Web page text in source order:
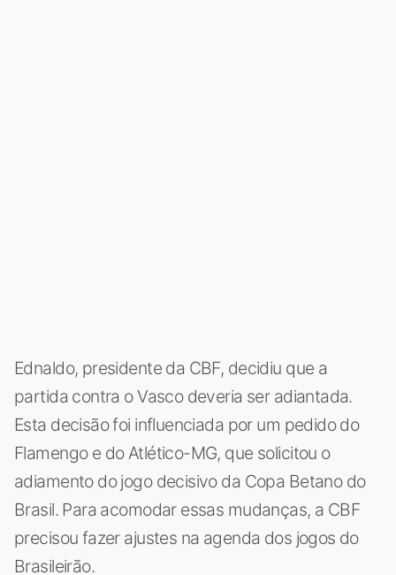
Ednaldo, presidente da CBF, decidiu que a
partida contra o Vasco deveria ser adiantada.
Esta decisão foi influenciada por um pedido do
Flamengo e do Atlético-MG, que solicitou o
adiamento do jogo decisivo da Copa Betano do
Brasil. Para acomodar essas mudanças, a CBF
precisou fazer ajustes na agenda dos jogos do
Brasileirão.